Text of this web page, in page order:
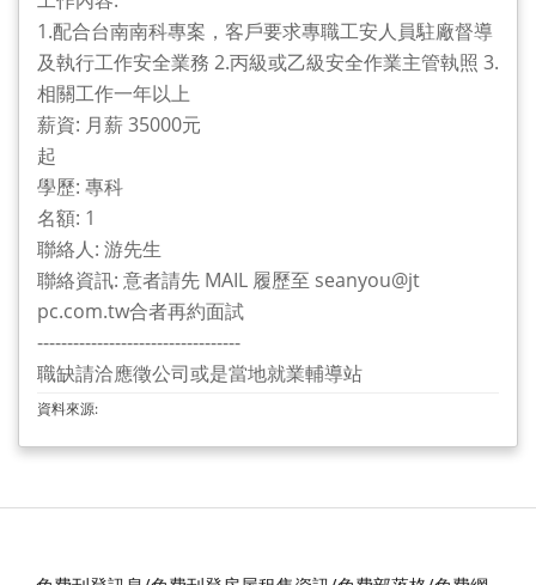
1.配合台南南科專案，客戶要求專職工安人員駐廠督導
及執行工作安全業務 2.丙級或乙級安全作業主管執照 3.
相關工作一年以上
薪資: 月薪 35000元
起
學歷: 專科
名額: 1
聯絡人: 游先生
聯絡資訊: 意者請先 MAIL 履歷至 seanyou@jt
pc.com.tw合者再約面試
----------------------------------
職缺請洽應徵公司或是當地就業輔導站
資料來源: